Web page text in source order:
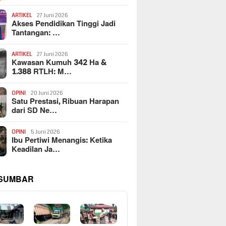
ARTIKEL 27 Juni 2026
Akses Pendidikan Tinggi Jadi
Tantangan: …
ARTIKEL 27 Juni 2026
Kawasan Kumuh 342 Ha &
1.388 RTLH: M…
OPINI 20 Juni 2026
Satu Prestasi, Ribuan Harapan
dari SD Ne…
OPINI 5 Juni 2026
Ibu Pertiwi Menangis: Ketika
Keadilan Ja…